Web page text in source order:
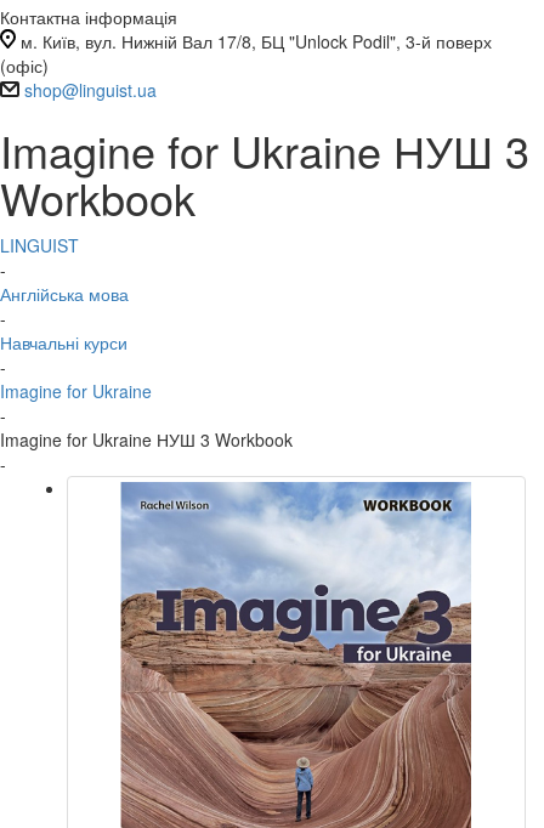
Контактна інформація
м. Київ, вул. Нижній Вал 17/8, БЦ "Unlock Podil", 3-й поверх
(офіс)
shop@linguist.ua
Imagine for Ukraine НУШ 3
Workbook
LINGUIST
-
Англійська мова
-
Навчальні курси
-
Imagine for Ukraine
-
Imagine for Ukraine НУШ 3 Workbook
-